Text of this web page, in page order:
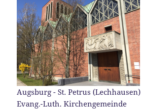
Augsburg - St. Petrus (Lechhausen)
Evang.-Luth. Kirchengemeinde